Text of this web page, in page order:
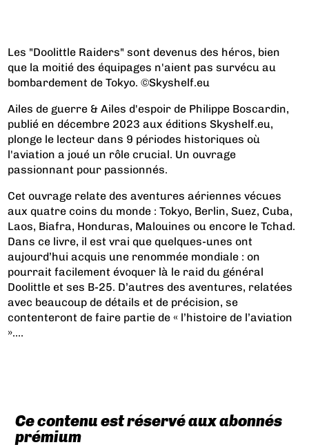
Les "Doolittle Raiders" sont devenus des héros, bien
que la moitié des équipages n'aient pas survécu au
bombardement de Tokyo. ©Skyshelf.eu
Ailes de guerre & Ailes d'espoir de Philippe Boscardin,
publié en décembre 2023 aux éditions Skyshelf.eu,
plonge le lecteur dans 9 périodes historiques où
l'aviation a joué un rôle crucial. Un ouvrage
passionnant pour passionnés.
Cet ouvrage relate des aventures aériennes vécues
aux quatre coins du monde : Tokyo, Berlin, Suez, Cuba,
Laos, Biafra, Honduras, Malouines ou encore le Tchad.
Dans ce livre, il est vrai que quelques-unes ont
aujourd’hui acquis une renommée mondiale : on
pourrait facilement évoquer là le raid du général
Doolittle et ses B-25. D’autres des aventures, relatées
avec beaucoup de détails et de précision, se
contenteront de faire partie de « l’histoire de l’aviation
»....
Ce contenu est réservé aux abonnés
prémium